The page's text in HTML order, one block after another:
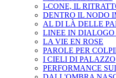
I-CONE, IL
DENTRO IL NODO
AL DI LÀ DELLE
LINEE IN DIALOGO
LA VIE EN ROSE
PAROLE PER
I CIELI DI PALAZZO
PERFORMANCE